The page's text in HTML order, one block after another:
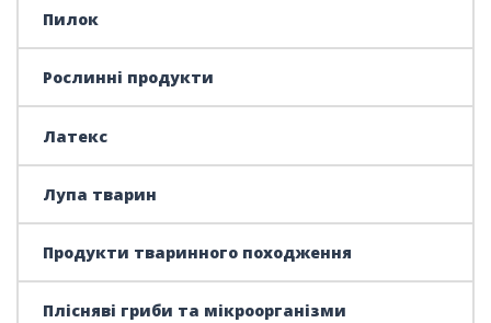
Пилок
Рослинні продукти
Латекс
Лупа тварин
Продукти тваринного походження
Плісняві гриби та мікроорганізми